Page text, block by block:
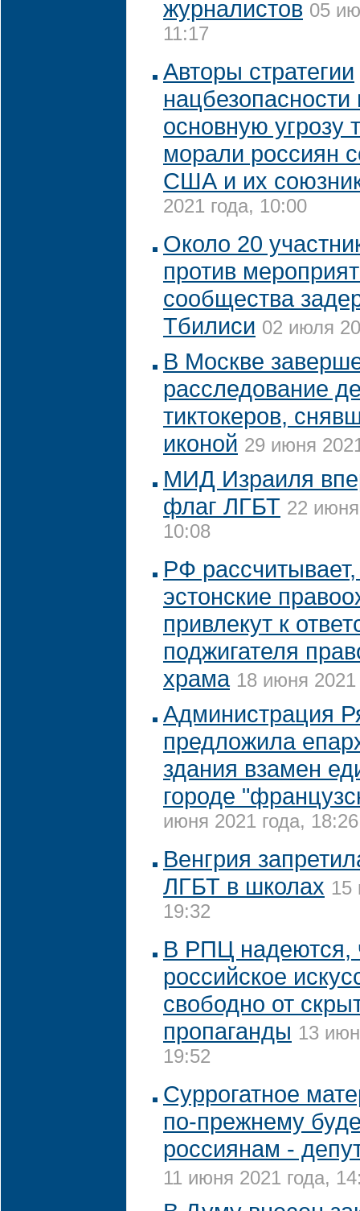
журналистов 05
11:17
Авторы стратегии
нацбезопасности
основную угрозу
морали россиян
США и их
2021 года, 10:00
Около 20
против
сообщества
Тбилиси 02 июля
В Москве
расследование
тиктокеров,
иконой 29 июня
МИД Израиля
флаг ЛГБТ 22
10:08
РФ рассчитывает,
эстонские
привлекут к
поджигателя
храма 18 июня 2021
Администрация
предложила
здания взамен
городе
июня 2021 года, 18:26
Венгрия
ЛГБТ в школах 15
19:32
В РПЦ надеются,
российское
свободно от
пропаганды 13
19:52
Суррогатное
по-прежнему
россиянам -
11 июня 2021 года,